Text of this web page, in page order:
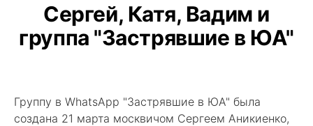
Сергей, Катя, Вадим и
группа "Застрявшие в ЮА"
Группу в WhatsApp "Застрявшие в ЮА" была
создана 21 марта москвичом Сергеем Аникиенко,